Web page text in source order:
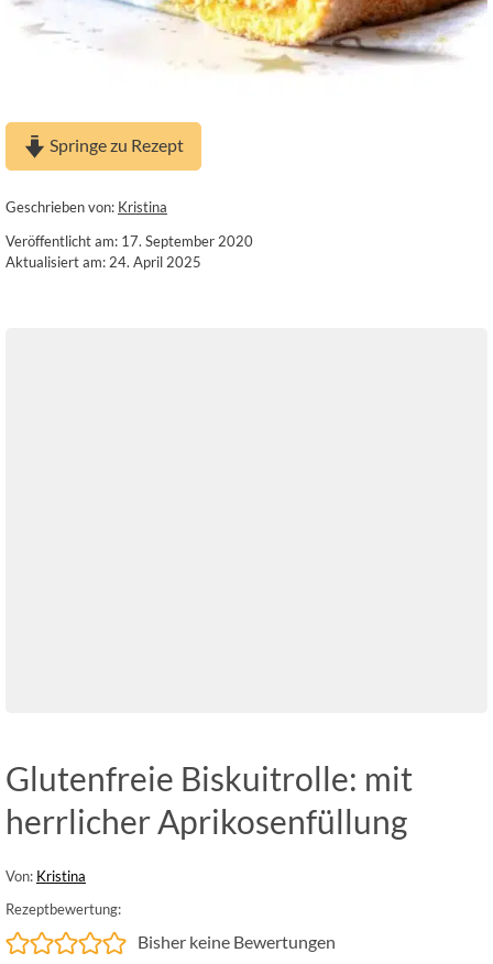
Springe zu Rezept
Geschrieben von: Kristina
Veröffentlicht am: 17. September 2020
Aktualisiert am: 24. April 2025
Glutenfreie Biskuitrolle: mit
herrlicher Aprikosenfüllung
Von: Kristina
Rezeptbewertung:
Bisher keine Bewertungen